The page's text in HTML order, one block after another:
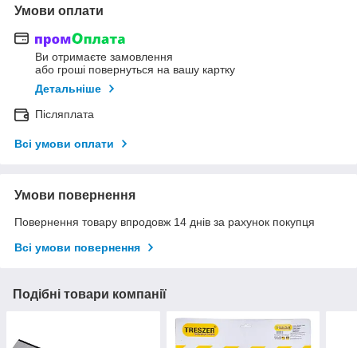
Умови оплати
Ви отримаєте замовлення
або гроші повернуться на вашу картку
Детальніше
Післяплата
Всі умови оплати
Умови повернення
Повернення товару впродовж 14 днів за рахунок покупця
Всі умови повернення
Подібні товари компанії